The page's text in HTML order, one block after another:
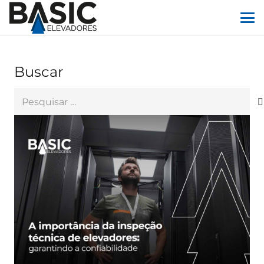
Buscar
Pesquisar
por: